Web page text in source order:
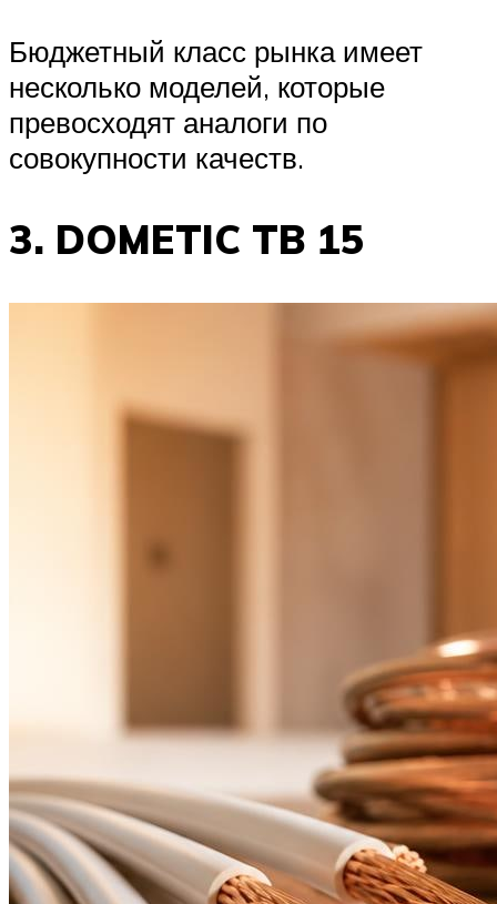
Бюджетный класс рынка имеет
несколько моделей, которые
превосходят аналоги по
совокупности качеств.
3. DOMETIC TB 15